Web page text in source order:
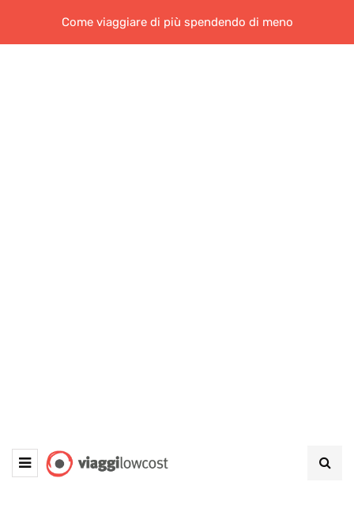
Come viaggiare di più spendendo di meno